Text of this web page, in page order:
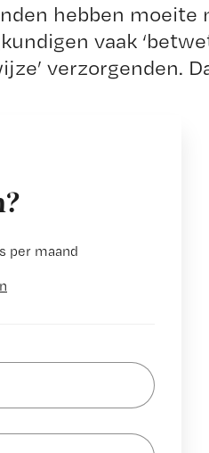
per maand
hebben moeite
vaak
verzorgenden.